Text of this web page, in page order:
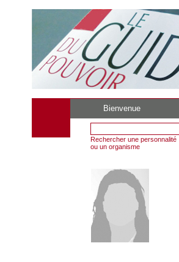
Bienvenue
Rechercher une personnalité
ou un organisme